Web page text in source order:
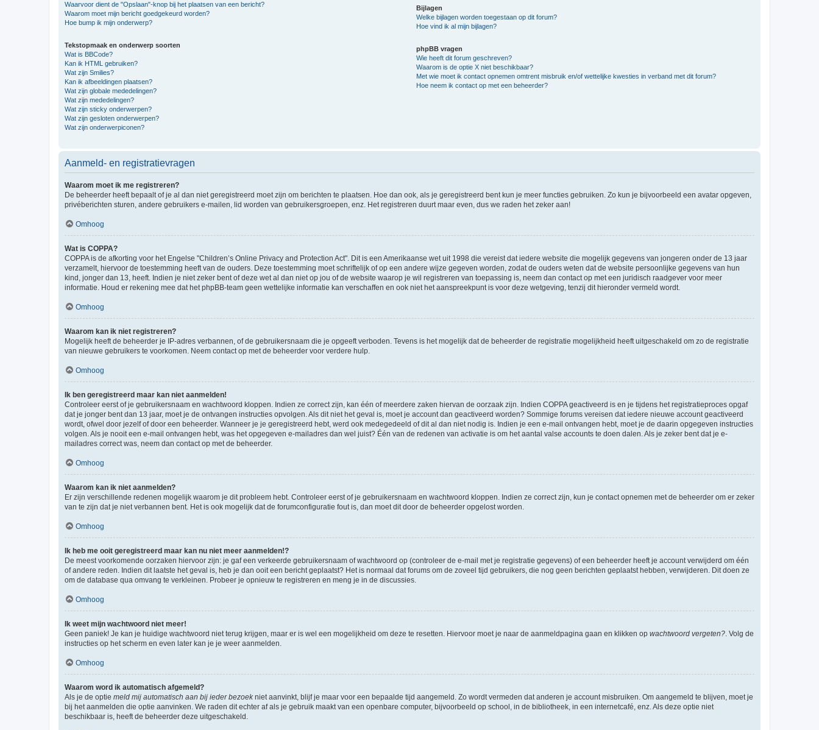
Waarvoor dient de "Opslaan"-knop bij het plaatsen van een bericht?
Waarom moet mijn bericht goedgekeurd worden?
Hoe bump ik mijn onderwerp?
Tekstopmaak en onderwerp soorten
Wat is BBCode?
Kan ik HTML gebruiken?
Wat zijn Smilies?
Kan ik afbeeldingen plaatsen?
Wat zijn globale mededelingen?
Wat zijn mededelingen?
Wat zijn sticky onderwerpen?
Wat zijn gesloten onderwerpen?
Wat zijn onderwerpiconen?
Bijlagen
Welke bijlagen worden toegestaan op dit forum?
Hoe vind ik al mijn bijlagen?
phpBB vragen
Wie heeft dit forum geschreven?
Waarom is de optie X niet beschikbaar?
Met wie moet ik contact opnemen omtrent misbruik en/of wettelijke kwesties in verband met dit forum?
Hoe neem ik contact op met een beheerder?
Aanmeld- en registratievragen
Waarom moet ik me registreren?
De beheerder heeft bepaalt of je al dan niet geregistreerd moet zijn om berichten te plaatsen. Hoe dan ook, als je geregistreerd bent kun je meer functies gebruiken. Zo kun je bijvoorbeeld een avatar opgeven,
privéberichten sturen, andere gebruikers e-mailen, lid worden van gebruikersgroepen, enz. Het registreren duurt maar even, dus we raden het zeker aan!
Omhoog
Wat is COPPA?
COPPA is de afkorting voor het Engelse "Children’s Online Privacy and Protection Act". Dit is een Amerikaanse wet uit 1998 die vereist dat iedere website die mogelijk gegevens van jongeren onder de 13 jaar
verzamelt, hiervoor de toestemming heeft van de ouders. Deze toestemming moet schriftelijk of op een andere wijze gegeven worden, zodat de ouders weten dat de website persoonlijke gegevens van hun
kind, jonger dan 13, heeft. Indien je niet zeker bent of deze wet al dan niet op jou of de website waarop je wil registreren van toepassing is, neem dan contact op met een juridisch raadgever voor meer
informatie. Houd er rekening mee dat het phpBB-team geen wettelijke informatie kan verschaffen en ook niet het aanspreekpunt is voor deze wetgeving, tenzij dit hieronder vermeld wordt.
Omhoog
Waarom kan ik niet registreren?
Mogelijk heeft de beheerder je IP-adres verbannen, of de gebruikersnaam die je opgeeft verboden. Tevens is het mogelijk dat de beheerder de registratie mogelijkheid heeft uitgeschakeld om zo de registratie
van nieuwe gebruikers te voorkomen. Neem contact op met de beheerder voor verdere hulp.
Omhoog
Ik ben geregistreerd maar kan niet aanmelden!
Controleer eerst of je gebruikersnaam en wachtwoord kloppen. Indien ze correct zijn, kan één of meerdere zaken hiervan de oorzaak zijn. Indien COPPA geactiveerd is en je tijdens het registratieproces opgaf
dat je jonger bent dan 13 jaar, moet je de ontvangen instructies opvolgen. Als dit niet het geval is, moet je account dan geactiveerd worden? Sommige forums vereisen dat iedere nieuwe account geactiveerd
wordt, ofwel door jezelf of door een beheerder. Wanneer je je geregistreerd hebt, werd ook medegedeeld of dit al dan niet nodig is. Indien je een e-mail ontvangen hebt, moet je de daarin opgegeven instructies
volgen. Als je nooit een e-mail ontvangen hebt, was het opgegeven e-mailadres dan wel juist? Één van de redenen van activatie is om het aantal valse accounts te doen dalen. Als je zeker bent dat je e-
mailadres correct was, neem dan contact op met de beheerder.
Omhoog
Waarom kan ik niet aanmelden?
Er zijn verschillende redenen mogelijk waarom je dit probleem hebt. Controleer eerst of je gebruikersnaam en wachtwoord kloppen. Indien ze correct zijn, kun je contact opnemen met de beheerder om er zeker
van te zijn dat je niet verbannen bent. Het is ook mogelijk dat de forumconfiguratie fout is, dan moet dit door de beheerder opgelost worden.
Omhoog
Ik heb me ooit geregistreerd maar kan nu niet meer aanmelden!?
De meest voorkomende oorzaken hiervoor zijn: je gaf een verkeerde gebruikersnaam of wachtwoord op (controleer de e-mail met je registratie gegevens) of een beheerder heeft je account verwijderd om één
of andere reden. Indien dit laatste het geval is, heb je dan ooit een bericht geplaatst? Het is normaal dat forums om de zoveel tijd gebruikers, die nog geen berichten geplaatst hebben, verwijderen. Dit doen ze
om de database qua omvang te verkleinen. Probeer je opnieuw te registreren en meng je in de discussies.
Omhoog
Ik weet mijn wachtwoord niet meer!
Geen paniek! Je kan je huidige wachtwoord niet terug krijgen, maar er is wel een mogelijkheid om deze te resetten. Hiervoor moet je naar de aanmeldpagina gaan en klikken op wachtwoord vergeten? . Volg de
instructies op het scherm en even later kan je je weer aanmelden.
Omhoog
Waarom word ik automatisch afgemeld?
Als je de optie meld mij automatisch aan bij ieder bezoekniet aanvinkt, blijf je maar voor een bepaalde tijd aangemeld. Zo wordt vermeden dat anderen je account misbruiken. Om aangemeld te blijven, moet je
bij het aanmelden die optie aanvinken. We raden dit echter af als je gebruik maakt van een openbare computer, bijvoorbeeld op school, in de bibliotheek, in een internetcafé, enz. Als deze optie niet
beschikbaar is, heeft de beheerder deze uitgeschakeld.